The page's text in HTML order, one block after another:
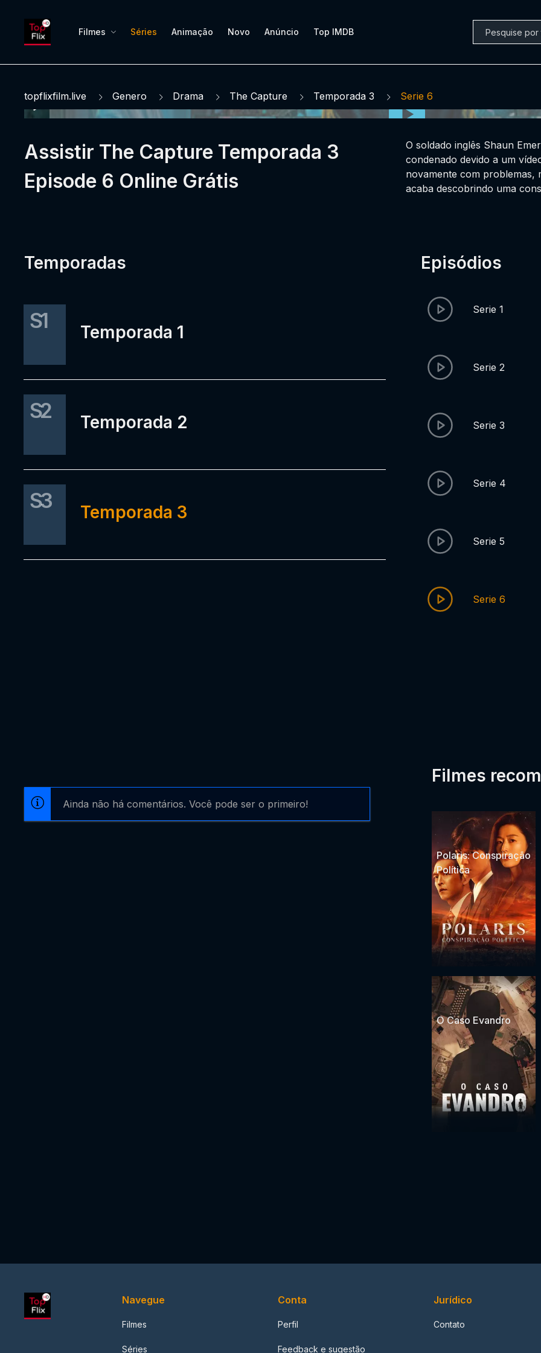
Filmes Séries Animação Novo Anúncio Top IMDB
topflixfilm.live Genero Drama The Capture Temporada 3 Serie 6
Assistir The Capture Temporada 3
Episode 6 Online Grátis
O soldado inglês Shaun
condenado devido a um
novamente com problemas,
acaba descobrindo uma
Temporadas
S1 Temporada 1
S2 Temporada 2
S3 Temporada 3
Episódios
Serie 1
Serie 2
Serie 3
Serie 4
Serie 5
Serie 6
Ainda não há comentários. Você pode ser o primeiro!
Filmes
Polaris: Conspiração
Política
O Caso Evandro
Navegue
Filmes
Séries
Conta
Perfil
Feedback e sugestão
Jurídico
Contato